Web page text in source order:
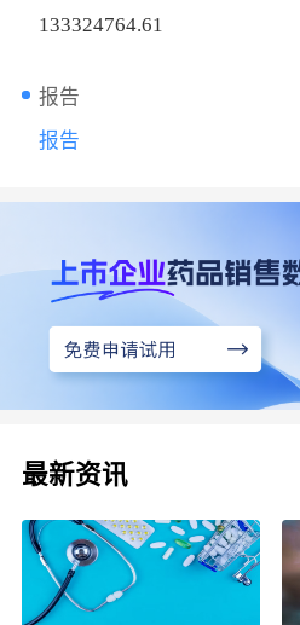
133324764.61
报告
报告
最新资讯